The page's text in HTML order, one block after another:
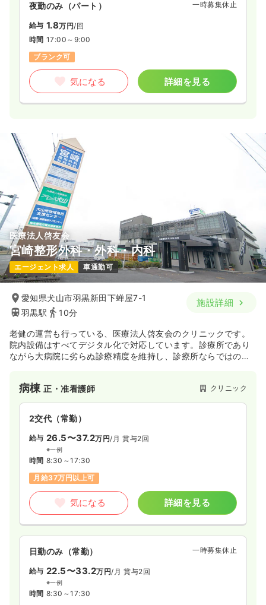
夜勤のみ（パート） 一時募集休止
給与 1.8万円/回
時間 17:00～9:00
ブランク可
気になる 詳細を見る
医療法人啓友会
宮崎整形外科・外科・内科
エージェント求人 車通勤可
愛知県犬山市羽黒新田下蝉屋7-1
羽黒駅
10分
施設詳細
老健の運営も行っている、医療法人啓友会のクリニックです。
院内設備はすべてデジタル化で対応しています。診療所であり
ながら大病院に劣らぬ診療精度を維持し、診療所ならではの小
等)との病診連携だけでなく、患者様のご要望に応じ他医療機関
との病診連携も円滑に行っています。
病棟正・准看護師 クリニック
2交代（常勤）
給与 26.5〜37.2万円/月 賞与2回
※一例
時間 8:30～17:30
月給37万円以上可
気になる 詳細を見る
日勤のみ（常勤） 一時募集休止
給与 22.5〜33.2万円/月 賞与2回
※一例
時間 8:30～17:30